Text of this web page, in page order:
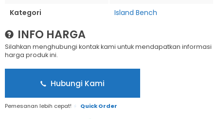
Kategori
Island Bench
INFO HARGA
Silahkan menghubungi kontak kami untuk mendapatkan informasi
harga produk ini.
Hubungi Kami
Pemesanan lebih cepat! Quick Order